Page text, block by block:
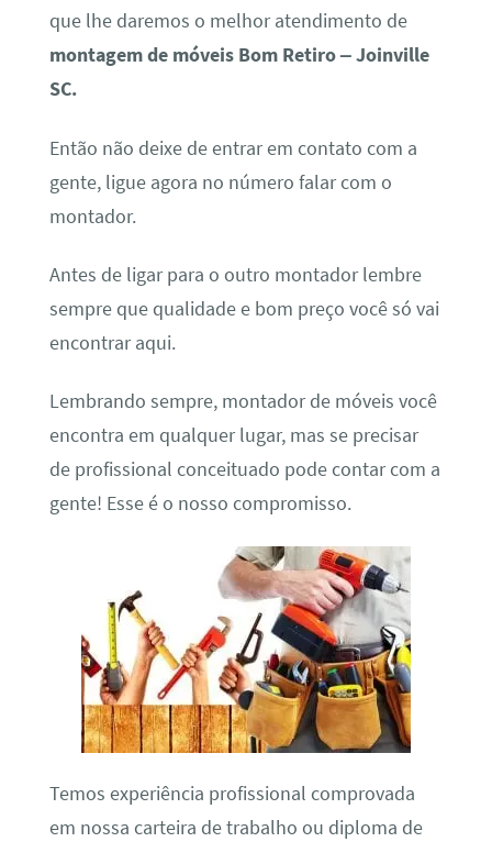
que lhe daremos o melhor atendimento de
montagem de móveis Bom Retiro – Joinville
SC.
Então não deixe de entrar em contato com a
gente, ligue agora no número falar com o
montador.
Antes de ligar para o outro montador lembre
sempre que qualidade e bom preço você só vai
encontrar aqui.
Lembrando sempre, montador de móveis você
encontra em qualquer lugar, mas se precisar
de profissional conceituado pode contar com a
gente! Esse é o nosso compromisso.
Temos experiência profissional comprovada
em nossa carteira de trabalho ou diploma de